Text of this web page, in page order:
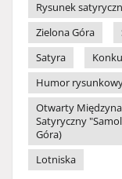
Rysunek
Zielona Góra
Satyra
Humor
Otwarty
Satyryczny
Góra)
Lotniska